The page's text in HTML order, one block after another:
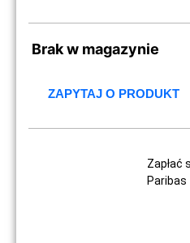
Brak w magazynie
ZAPYTAJ O PRODUKT
Zapłać
Paribas